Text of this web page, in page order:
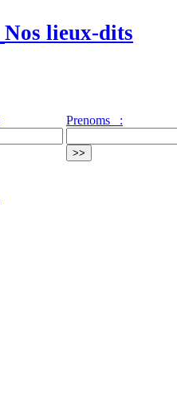
Nos lieux-dits
Prenoms :